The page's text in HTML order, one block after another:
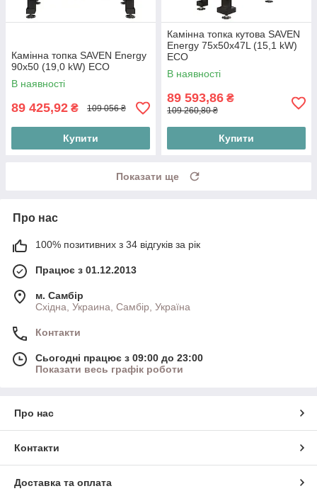
Камінна топка SAVEN Energy
90х50 (19,0 kW) ECO
В наявності
89 425,92 ₴ 109 056 ₴
Купити
Камінна топка кутова SAVEN
Energy 75х50х47L (15,1 kW)
ECO
В наявності
89 593,86 ₴
109 260,80 ₴
Купити
Показати ще
Про нас
100% позитивних з 34 відгуків за рік
Працює з 01.12.2013
м. Самбір
Східна, Украина, Самбір, Україна
Контакти
Сьогодні працює з 09:00 до 23:00
Показати весь графік роботи
Про нас
Контакти
Доставка та оплата